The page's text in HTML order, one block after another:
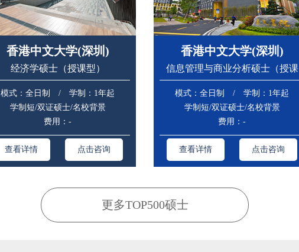
香港中文大学(深圳)
经济学硕士（授课型）
模式：全日制 / 学制：1年起
学制短/双证硕士/名校背景
费用：-
查看详情 点击咨询
香港中文大学(深圳)
信息管理与商业分析硕士（授课
模式：全日制 / 学制：1年起
学制短/双证硕士/名校背景
费用：-
查看详情 点击咨询
更多TOP500硕士